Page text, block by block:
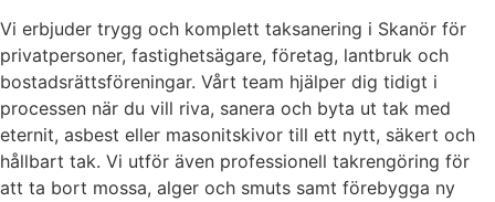
Vi erbjuder trygg och komplett taksanering i Skanör för
privatpersoner, fastighetsägare, företag, lantbruk och
bostadsrättsföreningar. Vårt team hjälper dig tidigt i
processen när du vill riva, sanera och byta ut tak med
eternit, asbest eller masonitskivor till ett nytt, säkert och
hållbart tak. Vi utför även professionell takrengöring för
att ta bort mossa, alger och smuts samt förebygga ny